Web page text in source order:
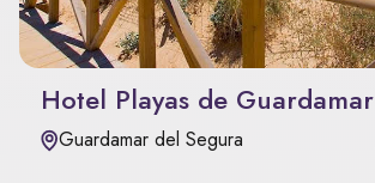
Hotel Playas de Guardamar
Guardamar del Segura